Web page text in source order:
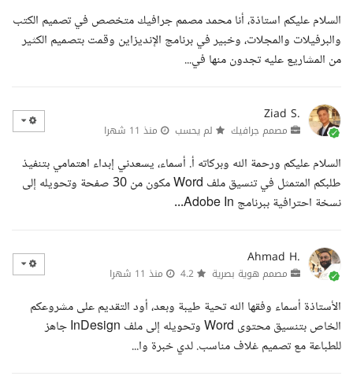
السلام عليكم استاذة، أنا محمد مصمم جرافيك متخصص في تصميم الكتب
والبرفيلات والمجلات، وخبير في برنامج الإنديزاين وقمت بتصميم الكثير
من المشاريع عليه تجدون منها في...
Ziad S.
مصمم جرافيك لم يحسب منذ 11 شهرا
السلام عليكم ورحمة الله وبركاته أ. أسماء، يسعدني إبداء اهتمامي بتنفيذ
طلبكم المتمثل في تنسيق ملف Word مكون من 30 صفحة وتحويله إلى
نسخة احترافية ببرنامج Adobe In...
Ahmad H.
مصمم هوية بصرية منذ 11 شهرا
الأستاذة أسماء وفقها الله تحية طيبة وبعد، أود التقديم على مشروعكم
الخاص بتنسيق محتوى Word وتحويله إلى ملف InDesign جاهز
للطباعة مع تصميم غلاف مناسب. لدي خبرة وا...